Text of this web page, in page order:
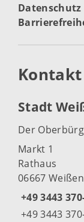
Datenschutz
Kontakt
Stadt
Der
Markt 1
Rathaus
06667
+49 3443
+49 3443